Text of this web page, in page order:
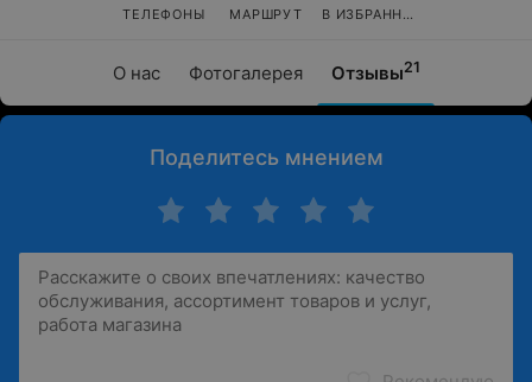
О нас Фотогалерея Отзывы21
ТЕЛЕФОНЫ МАРШРУТ В ИЗБРАННОЕ
Поделитесь мнением